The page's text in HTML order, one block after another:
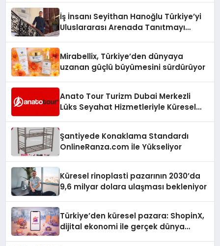
İş İnsanı Seyithan Hanoğlu Türkiye’yi
Uluslararası Arenada Tanıtmayı
Mirabellix, Türkiye’den dünyaya
uzanan güçlü büyümesini sürdürüyor
Anato Tour Turizm Dubai Merkezli
Lüks Seyahat Hizmetleriyle Küresel
Şantiyede Konaklama Standardı
OnlineRanza.com İle Yükseliyor
Küresel rinoplasti pazarının 2030’da
9,6 milyar dolara ulaşması bekleniyor
Türkiye’den küresel pazara: ShopinX,
dijital ekonomi ile gerçek dünya